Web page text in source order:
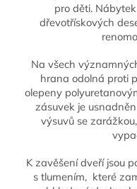
pro děti.
dřevotřískových
Na všech
hrana odolná proti
olepeny
zásuvek je
výsuvů se
K zavěšení dveří jsou
s tlumením, které